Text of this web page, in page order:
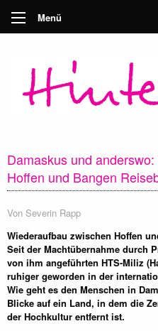
Menü
Damaskus und
Hoffen und Bangen
Von Severin Rapp
Wiederaufbau zwischen Hoffen
Seit der Machtübernahme durch
von ihm angeführten HTS-Miliz
ruhiger geworden in der
Wie geht es den Menschen in
Blicke auf ein Land, in dem die
der Hochkultur entfernt ist.